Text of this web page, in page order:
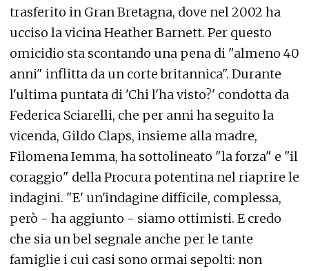
trasferito in Gran Bretagna, dove nel 2002 ha
ucciso la vicina Heather Barnett. Per questo
omicidio sta scontando una pena di "almeno 40
anni" inflitta da un corte britannica". Durante
l'ultima puntata di 'Chi l'ha visto?' condotta da
Federica Sciarelli, che per anni ha seguito la
vicenda, Gildo Claps, insieme alla madre,
Filomena Iemma, ha sottolineato "la forza" e "il
coraggio" della Procura potentina nel riaprire le
indagini. "E' un'indagine difficile, complessa,
però - ha aggiunto - siamo ottimisti. E credo
che sia un bel segnale anche per le tante
famiglie i cui casi sono ormai sepolti: non